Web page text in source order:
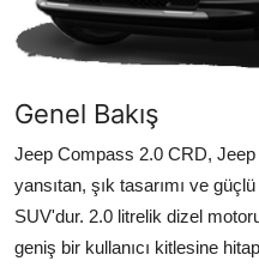
Genel Bakış
Jeep Compass 2.0 CRD, Jeep
yansıtan, şık tasarımı ve
SUV'dur. 2.0 litrelik dizel
geniş bir kullanıcı kitlesine